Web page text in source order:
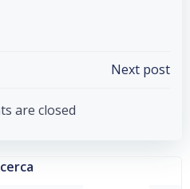
navigation
Next post
are closed